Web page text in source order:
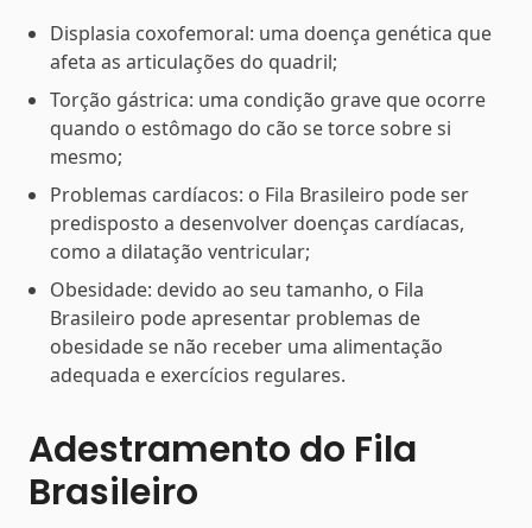
Displasia coxofemoral: uma doença genética que
afeta as articulações do quadril;
Torção gástrica: uma condição grave que ocorre
quando o estômago do cão se torce sobre si
mesmo;
Problemas cardíacos: o Fila Brasileiro pode ser
predisposto a desenvolver doenças cardíacas,
como a dilatação ventricular;
Obesidade: devido ao seu tamanho, o Fila
Brasileiro pode apresentar problemas de
obesidade se não receber uma alimentação
adequada e exercícios regulares.
Adestramento do Fila
Brasileiro